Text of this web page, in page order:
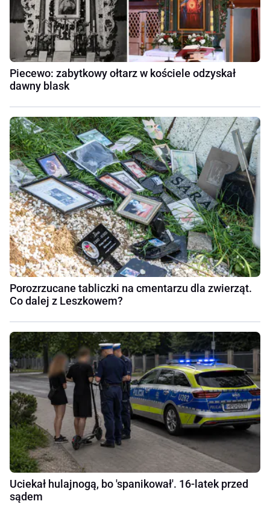
Piecewo: zabytkowy ołtarz w kościele odzyskał
dawny blask
Porozrzucane tabliczki na cmentarzu dla zwierząt.
Co dalej z Leszkowem?
Uciekał hulajnogą, bo 'spanikował'. 16-latek przed
sądem